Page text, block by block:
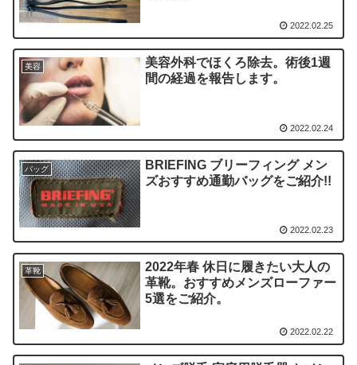
2022.02.25
美容
美容外科でほくろ除去。術後1週
間の経過を報告します。
2022.02.24
バッグ
BRIEFING ブリーフィング メン
ズおすすめ通勤バッグをご紹介!!
2022.02.23
革靴
2022年春 休日に履きたい大人の
革靴。おすすめメンズローファー
5選をご紹介。
2022.02.22